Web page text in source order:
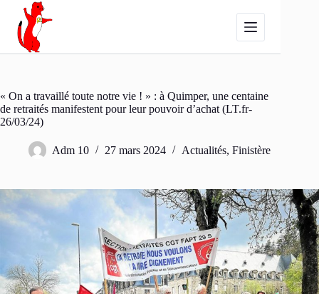
Passer
contenu
« On a travaillé toute notre vie ! » : à Quimper, une centaine
de retraités manifestent pour leur pouvoir d’achat (LT.fr-
26/03/24)
Adm 10 27 mars 2024 Actualités, Finistère